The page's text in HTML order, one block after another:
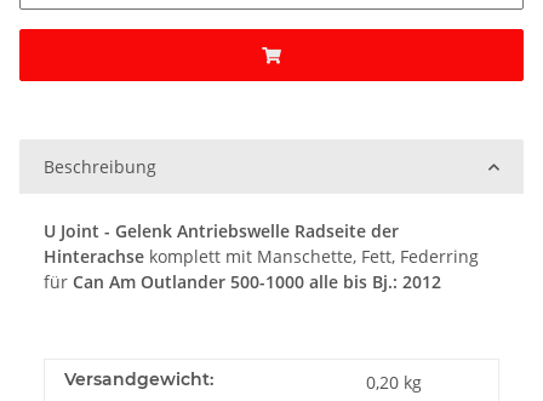
Beschreibung
U Joint - Gelenk Antriebswelle Radseite der
Hinterachse komplett mit Manschette, Fett, Federring
für Can Am Outlander 500-1000 alle bis Bj.: 2012
Versandgewicht: 0,20 kg